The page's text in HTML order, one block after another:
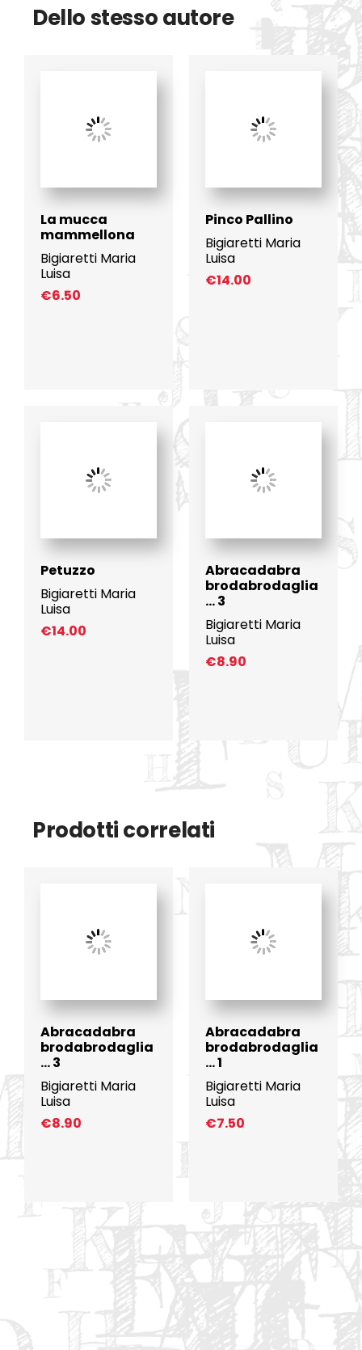
Dello stesso autore
La mucca
mammellona
Bigiaretti Maria
Luisa
€6.50
Pinco Pallino
Bigiaretti Maria
Luisa
€14.00
Petuzzo
Bigiaretti Maria
Luisa
€14.00
Abracadabra
brodabrodaglia
… 3
Bigiaretti Maria
Luisa
€8.90
Prodotti correlati
Abracadabra
brodabrodaglia
… 3
Bigiaretti Maria
Luisa
€8.90
Abracadabra
brodabrodaglia
… 1
Bigiaretti Maria
Luisa
€7.50